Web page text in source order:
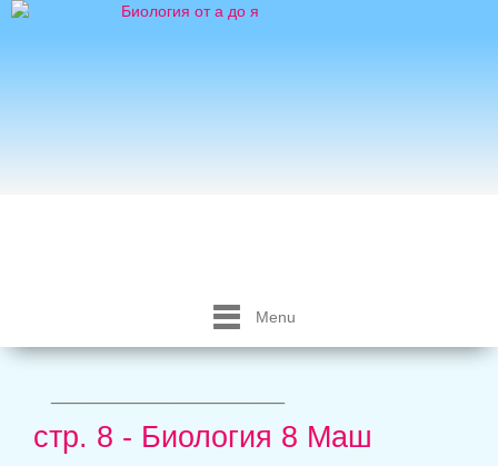
Menu
стр. 8 - Биология 8 Маш